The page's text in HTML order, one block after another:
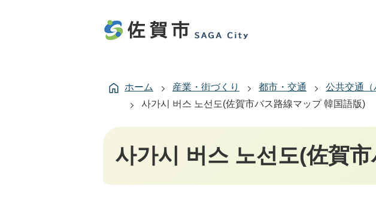
ホーム 産業・街づくり 都市・交通 公共交通（
사가시 버스 노선도(佐賀市バス路線マップ 韓国語版)
사가시 버스 노선도(佐賀